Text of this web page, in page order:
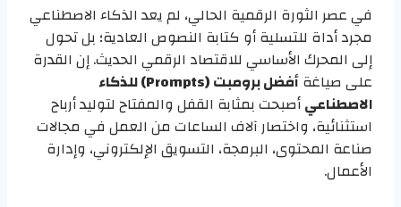
في عصر الثورة الرقمية الحالي، لم يعد الذكاء الاصطناعي
مجرد أداة للتسلية أو كتابة النصوص العادية؛ بل تحول
إلى المحرك الأساسي للاقتصاد الرقمي الحديث. إن القدرة
على صياغة
أفضل برومبت (Prompts) للذكاء
الاصطناعيأصبحت بمثابة القفل والمفتاح لتوليد أرباح
استثنائية، واختصار آلاف الساعات من العمل في مجالات
صناعة المحتوى، البرمجة، التسويق الإلكتروني، وإدارة
الأعمال.